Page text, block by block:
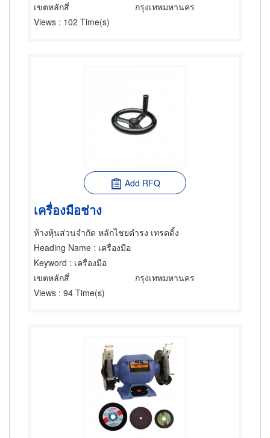
เขตหลักสี่
กรุงเทพมหานคร
Views : 102 Time(s)
Add RFQ
เครื่องมือช่าง
ห้างหุ้นส่วนจำกัด หลักไชยดำรง เทรดดิ้ง
Heading Name : เครื่องมือ
Keyword : เครื่องมือ
เขตหลักสี่
กรุงเทพมหานคร
Views : 94 Time(s)